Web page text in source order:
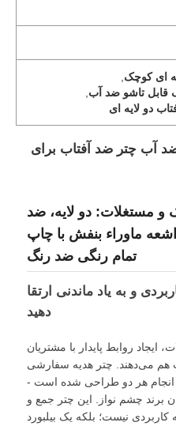
ای کوچک
قابل تاشو ضد آب
دو لایه ای
آب چتر ضد آفتاب برای
و مستغلات: دو لایه، ضد
ماوراء بنفش با چاپ
تمام رنگی ضد رنگ
و به یاد ماندنی ارتقا
دهید
روابط پایدار با مشتریان
هم می‌دهند. چتر هدیه سفارشی
انجام هر دو طراحی شده است -
برند چشم نواز. این چتر جمع و
نیست؛ بلکه یک بیلبورد